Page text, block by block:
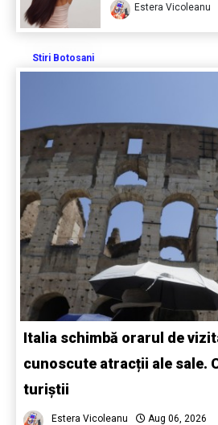
Estera Vicoleanu
Stiri Botosani
Italia schimbă orarul de
cunoscute atracții ale sale.
turiștii
Estera Vicoleanu Aug 06, 2026